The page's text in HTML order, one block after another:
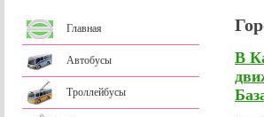
Главная
Автобусы
Троллейбусы
В